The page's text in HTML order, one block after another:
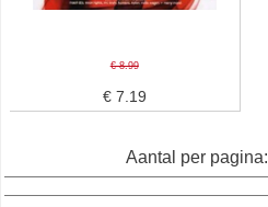
€ 8.99
€ 7.19
Aantal per pagina: